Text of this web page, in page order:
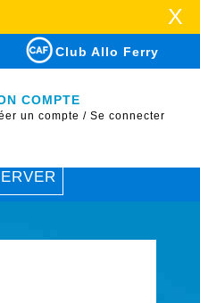
Club Allo Ferry
COMPTE
un compte / Se connecter
X